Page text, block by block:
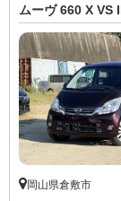
ムーヴ 660 X VS
岡山県倉敷市